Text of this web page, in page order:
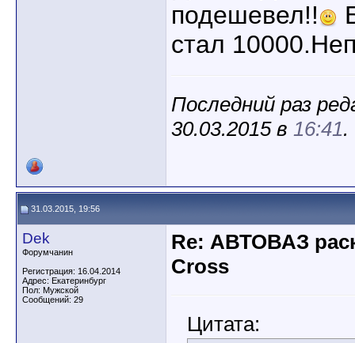
подешевел!!
стал
Последний раз
30.03.2015 в 16:41.
31.03.2015, 19:56
Dek
Форумчанин
Регистрация: 16.04.2014
Адрес: Екатеринбург
Пол: Мужской
Сообщений: 29
Re: АВТОВАЗ
Cross
Цитата: